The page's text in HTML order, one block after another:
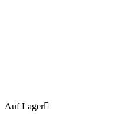
Auf Lager